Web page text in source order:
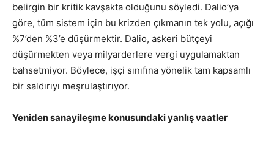
belirgin bir kritik kavşakta olduğunu söyledi. Dalio’ya
göre, tüm sistem için bu krizden çıkmanın tek yolu, açığı
%7’den %3’e düşürmektir. Dalio, askeri bütçeyi
düşürmekten veya milyarderlere vergi uygulamaktan
bahsetmiyor. Böylece, işçi sınıfına yönelik tam kapsamlı
bir saldırıyı meşrulaştırıyor.
Yeniden sanayileşme konusundaki yanlış vaatler